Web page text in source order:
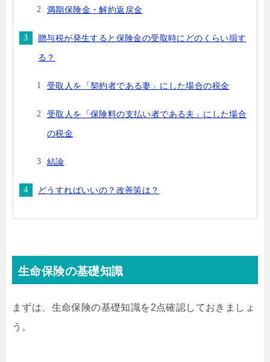
満期保険金・解約返戻金
贈与税が発生すると保険金の受取時にどのくらい損す
る？
受取人を「契約者である妻」にした場合の税金
受取人を「保険料の支払い者である夫」にした場合
の税金
結論
どうすればいいの？改善策は？
生命保険の基礎知識
まずは、生命保険の基礎知識を2点確認しておきましょ
う。